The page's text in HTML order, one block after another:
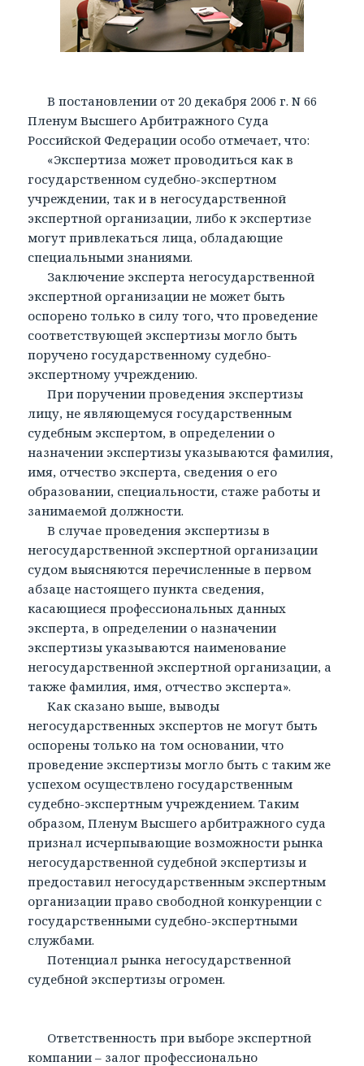
В постановлении от 20 декабря 2006 г. N 66
Пленум Высшего Арбитражного Суда
Российской Федерации особо отмечает, что:
«Экспертиза может проводиться как в
государственном судебно-экспертном
учреждении, так и в негосударственной
экспертной организации, либо к экспертизе
могут привлекаться лица, обладающие
специальными знаниями.
Заключение эксперта негосударственной
экспертной организации не может быть
оспорено только в силу того, что проведение
соответствующей экспертизы могло быть
поручено государственному судебно-
экспертному учреждению.
При поручении проведения экспертизы
лицу, не являющемуся государственным
судебным экспертом, в определении о
назначении экспертизы указываются фамилия,
имя, отчество эксперта, сведения о его
образовании, специальности, стаже работы и
занимаемой должности.
В случае проведения экспертизы в
негосударственной экспертной организации
судом выясняются перечисленные в первом
абзаце настоящего пункта сведения,
касающиеся профессиональных данных
эксперта, в определении о назначении
экспертизы указываются наименование
негосударственной экспертной организации, а
также фамилия, имя, отчество эксперта».
Как сказано выше, выводы
негосударственных экспертов не могут быть
оспорены только на том основании, что
проведение экспертизы могло быть с таким же
успехом осуществлено государственным
судебно-экспертным учреждением. Таким
образом, Пленум Высшего арбитражного суда
признал исчерпывающие возможности рынка
негосударственной судебной экспертизы и
предоставил негосударственным экспертным
организации право свободной конкуренции с
государственными судебно-экспертными
службами.
Потенциал рынка негосударственной
судебной экспертизы огромен.
Ответственность при выборе экспертной
компании – залог профессионально